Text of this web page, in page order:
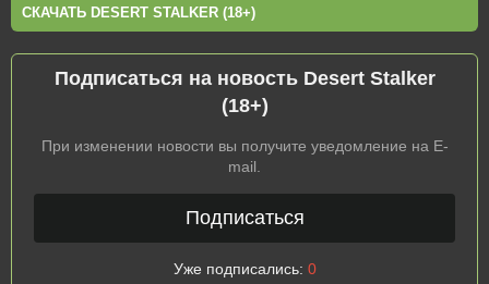
СКАЧАТЬ DESERT STALKER (18+)
Подписаться на новость Desert Stalker
(18+)
При изменении новости вы получите уведомление на E-
mail.
Подписаться
Уже подписались: 0